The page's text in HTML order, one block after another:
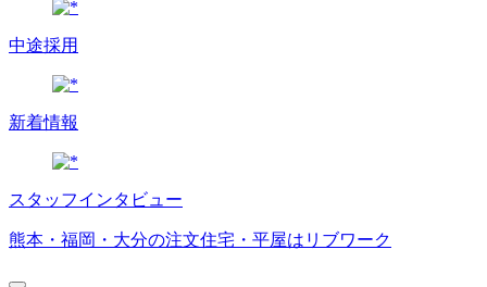
中途採用
新着情報
スタッフインタビュー
熊本・福岡・大分の注文住宅・平屋はリブワーク